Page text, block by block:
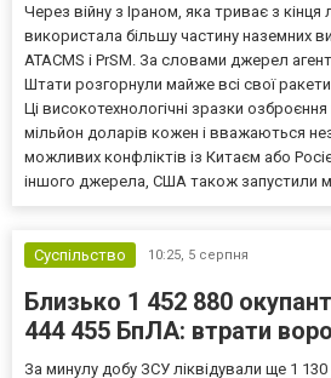
Через війну з Іраном, яка триває з
використала більшу частину наземних
ATACMS і PrSM. За словами джерел
Штати розгорнули майже всі свої
Ці високотехнологічні зразки
мільйон доларів кожен і вважаються
можливих конфліктів із Китаєм або
іншого джерела, США також запустили
Суспільство 10:25, 5 серпня
Близько 1 452 880
444 455 БпЛА: втрати
За минулу добу ЗСУ ліквідували ще 1 130